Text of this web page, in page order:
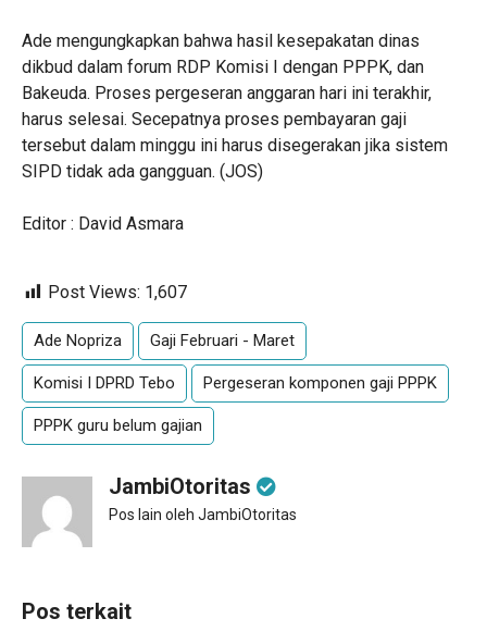
Ade mengungkapkan bahwa hasil kesepakatan dinas
dikbud dalam forum RDP Komisi I dengan PPPK, dan
Bakeuda. Proses pergeseran anggaran hari ini terakhir,
harus selesai. Secepatnya proses pembayaran gaji
tersebut dalam minggu ini harus disegerakan jika sistem
SIPD tidak ada gangguan. (JOS)
Editor : David Asmara
Post Views: 1,607
Ade Nopriza Gaji Februari - Maret
Komisi I DPRD Tebo Pergeseran komponen gaji PPPK
PPPK guru belum gajian
JambiOtoritas
Pos lain oleh JambiOtoritas
Pos terkait